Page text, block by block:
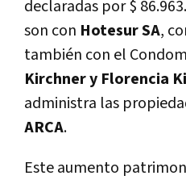
declaradas por $
son con Hotesur SA,
también con el
Kirchner y Florencia
administra las
ARCA.
Este aumento